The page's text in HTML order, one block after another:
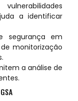
a identificar
segurança em
monitorização
a análise de